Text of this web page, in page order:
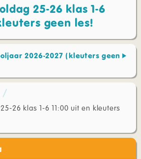
25-26 klas 1-6
geen les!
2026-2027 (kleuters geen
26 klas 1-6 11:00 uit en kleuters